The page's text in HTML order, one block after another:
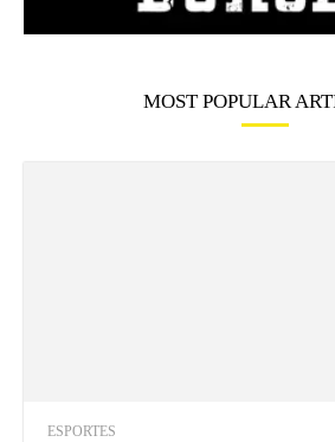
MOST POPULAR
ESPORTES